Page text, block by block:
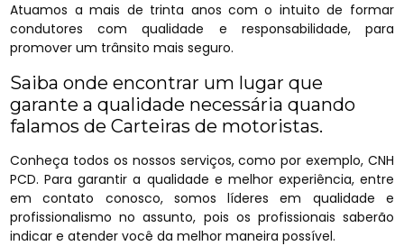
Atuamos a mais de trinta anos com o intuito de formar
condutores com qualidade e responsabilidade, para
promover um trânsito mais seguro.
Saiba onde encontrar um lugar que
garante a qualidade necessária quando
falamos de Carteiras de motoristas.
Conheça todos os nossos serviços, como por exemplo, CNH
PCD. Para garantir a qualidade e melhor experiência, entre
em contato conosco, somos líderes em qualidade e
profissionalismo no assunto, pois os profissionais saberão
indicar e atender você da melhor maneira possível.